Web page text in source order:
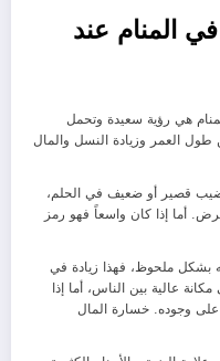
المنام عند
هي رؤية سعيدة وتحمل
طول العمر وزيادة النسل والمال
قصير أو ضعيف في الحلم،
أما إذا كان واسعاً فهو رمز
بشكل ملحوظ، فهذا زيادة في
عالية بين الناس، أما إذا
وجوده. خسارة المال